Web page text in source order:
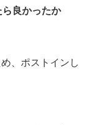
良かったか
、ポストインし